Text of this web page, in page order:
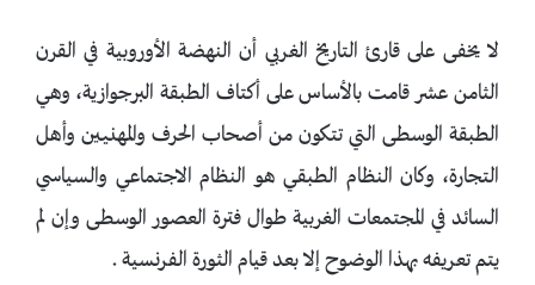
لا يخفى على قارئ التاريخ الغربي أن النهضة الأوروبية في القرن
الثامن عشر قامت بالأساس على أكتاف الطبقة البرجوازية، وهي
الطبقة الوسطى التي تتكون من أصحاب الحرف والمهنيين وأهل
التجارة، وكان النظام الطبقي هو النظام الاجتماعي والسياسي
السائد في المجتمعات الغربية طوال فترة العصور الوسطى وإن لم
يتم تعريفه بهذا الوضوح إلا بعد قيام الثورة الفرنسية .